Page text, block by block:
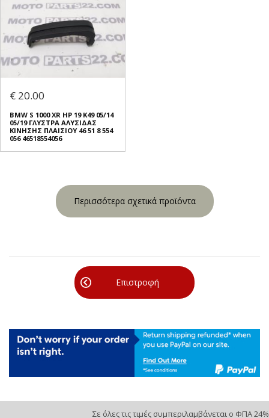
€ 20.00
BMW S 1000 XR HP 19 K49 05/14
05/19 ΓΛΥΣΤΡΑ ΑΛΥΣΙΔΑΣ
ΚΙΝΗΣΗΣ ΠΛΑΙΣΙΟΥ 46 51 8 554
056 46518554056
Περισσότερα σχετικά προϊόντα
Επιστροφή
Σε όλες τις τιμές συμπεριλαμβάνεται ο ΦΠΑ 24%